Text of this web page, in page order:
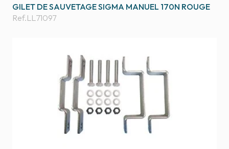
GILET DE SAUVETAGE SIGMA MANUEL 170N ROUGE
Ref.LL71097